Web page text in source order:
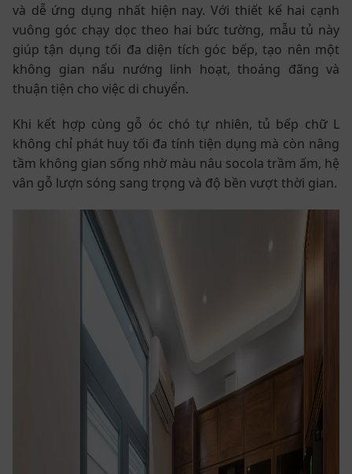
và dễ ứng dụng nhất hiện nay. Với thiết kế hai cạnh
vuông góc chạy dọc theo hai bức tường, mẫu tủ này
giúp tận dụng tối đa diện tích góc bếp, tạo nên một
không gian nấu nướng linh hoạt, thoáng đãng và
thuận tiện cho việc di chuyển.
Khi kết hợp cùng gỗ óc chó tự nhiên, tủ bếp chữ L
không chỉ phát huy tối đa tính tiện dụng mà còn nâng
tầm không gian sống nhờ màu nâu socola trầm ấm, hệ
vân gỗ lượn sóng sang trọng và độ bền vượt thời gian.